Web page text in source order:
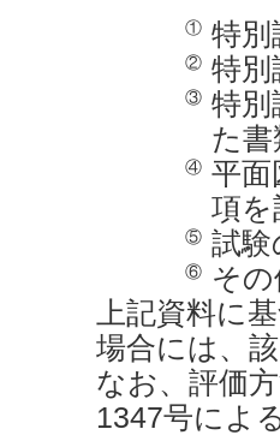
① 特別
② 特別
③ 特別
た書
④ 平面
項を
⑤ 試験
⑥
そ
上記資料に
場合には、
なお、評価
1347号によ